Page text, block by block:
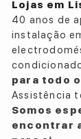
frequências
assinatura
ricos, médios
Dimensões e
Dimensões
cm
Dimensões do
Lojas em
40 anos de
instalação
para todo
Assistência
Somos
encontrar